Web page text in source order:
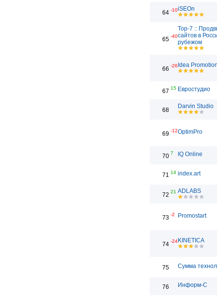
64 -10iSEOn
65 -40
Top-7 ::
сайтов в
рубежом
66 -26 Idea
67 15 Евростудио
68
Darvin Studio
69 -12OptimPro
70 7 IQ Online
71 14 index.art
72 21 ADLABS
73 -2 Promostart
74 -24KINETICA
75 Сумма
76 Информ-С